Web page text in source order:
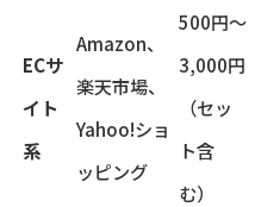
ECサ
イト
系
Amazon、
楽天市場、
Yahoo!ショ
ッピング
500円～
3,000円
（セッ
ト含
む）